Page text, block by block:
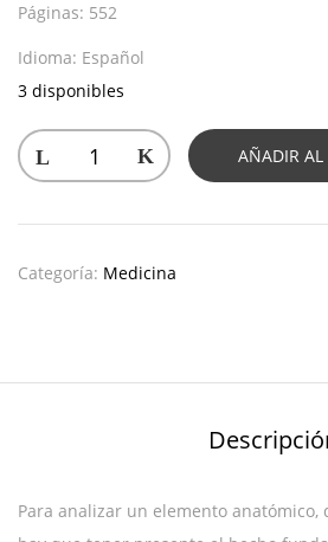
Páginas: 552
Idioma: Español
3 disponibles
AÑADIR AL
Categoría: Medicina
Para analizar un elemento anatómico,